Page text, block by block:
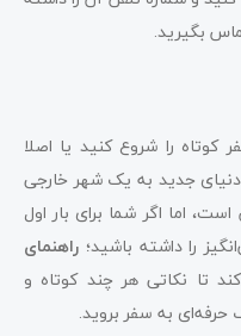
بگیرید.
را شروع کنید یا اصلا
جدید به یک شهر خارجی
اما اگر شما برای بار اول
را داشته باشید؛ راهنمای
تا نکاتی هر چند کوتاه و
حرفه‌ای به سفر بروید.